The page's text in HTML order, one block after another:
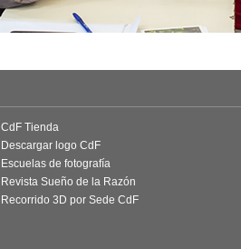
CdF Tienda
Descargar logo CdF
Escuelas de fotografía
Revista Sueño de la Razón
Recorrido 3D por Sede CdF